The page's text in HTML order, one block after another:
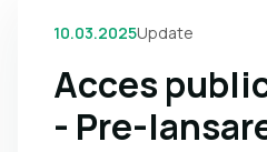
10.03.2025Update
Acces
- Pre-